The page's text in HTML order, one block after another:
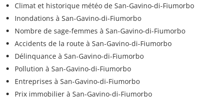
Climat et historique météo de San-Gavino-di-Fiumorbo
Inondations à San-Gavino-di-Fiumorbo
Nombre de sage-femmes à San-Gavino-di-Fiumorbo
Accidents de la route à San-Gavino-di-Fiumorbo
Délinquance à San-Gavino-di-Fiumorbo
Pollution à San-Gavino-di-Fiumorbo
Entreprises à San-Gavino-di-Fiumorbo
Prix immobilier à San-Gavino-di-Fiumorbo